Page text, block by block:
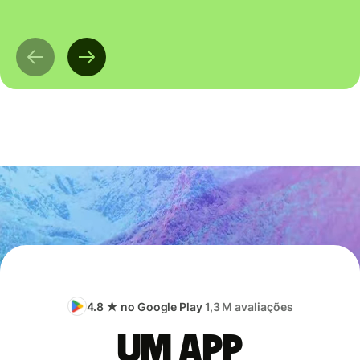
4.8 ★ no Google Play1,3 M avaliações
Um app